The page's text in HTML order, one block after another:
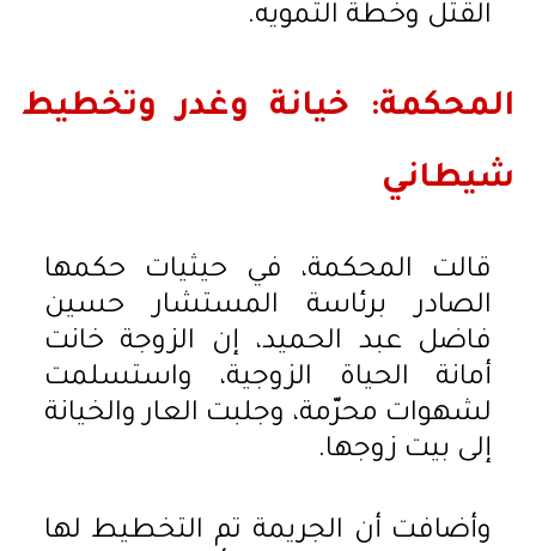
القتل وخطة التمويه.
المحكمة: خيانة وغدر وتخطيط
شيطاني
قالت المحكمة، في حيثيات حكمها
الصادر برئاسة المستشار حسين
فاضل عبد الحميد، إن الزوجة خانت
أمانة الحياة الزوجية، واستسلمت
لشهوات محرّمة، وجلبت العار والخيانة
إلى بيت زوجها.
وأضافت أن الجريمة تم التخطيط لها